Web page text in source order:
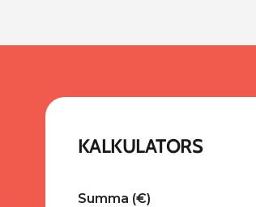
KALKULATORS
Summa